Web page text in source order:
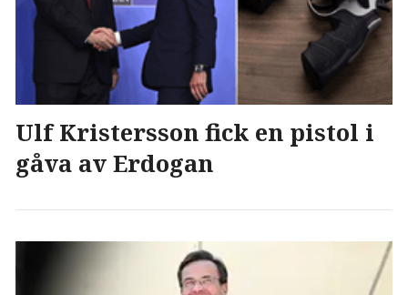
Ulf Kristersson fick en pistol i
gåva av Erdogan